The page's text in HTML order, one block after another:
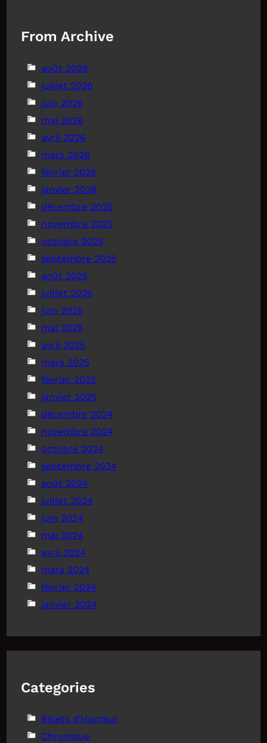
From Archive
août 2026
juillet 2026
juin 2026
mai 2026
avril 2026
mars 2026
février 2026
janvier 2026
décembre 2025
novembre 2025
octobre 2025
septembre 2025
août 2025
juillet 2025
juin 2025
mai 2025
avril 2025
mars 2025
février 2025
janvier 2025
décembre 2024
novembre 2024
octobre 2024
septembre 2024
août 2024
juillet 2024
juin 2024
mai 2024
avril 2024
mars 2024
février 2024
janvier 2024
Categories
Billets d'Humeur
Chronique